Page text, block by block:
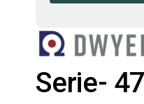
Serie-